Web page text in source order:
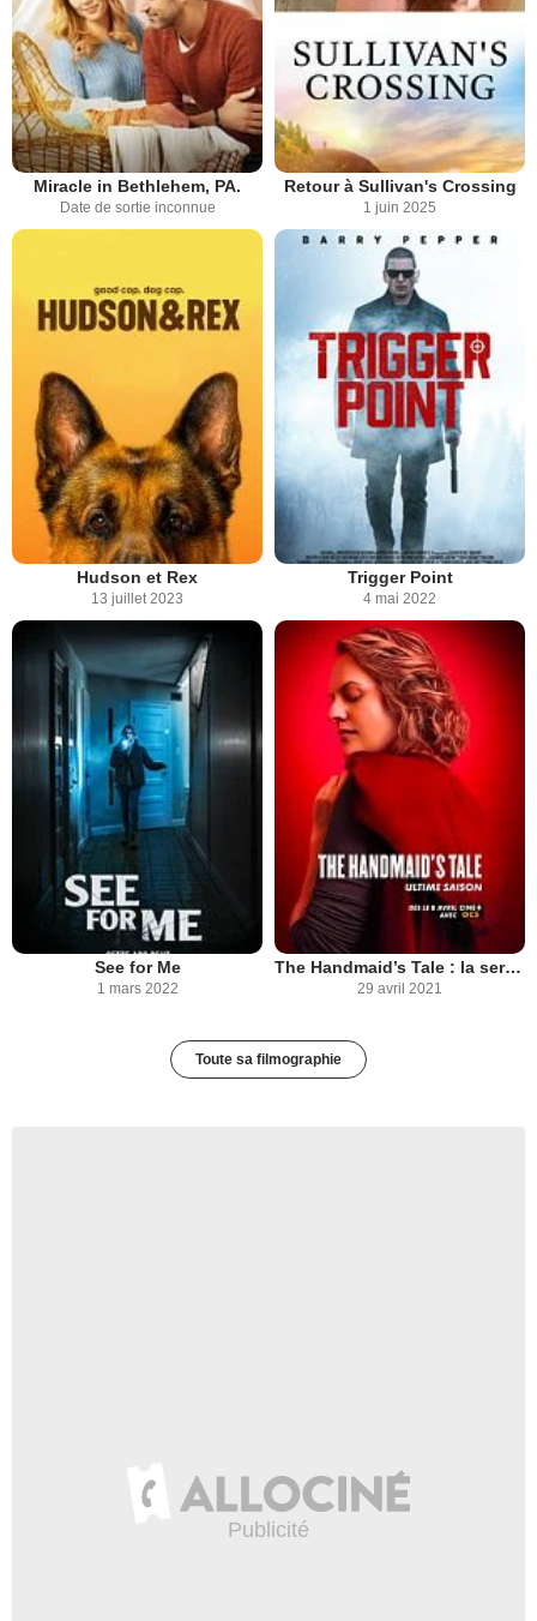
Miracle in Bethlehem, PA.
Date de sortie inconnue
Retour à Sullivan's Crossing
1 juin 2025
Hudson et Rex
13 juillet 2023
Trigger Point
4 mai 2022
See for Me
1 mars 2022
The Handmaid’s Tale : la servante écarlate
29 avril 2021
Toute sa filmographie